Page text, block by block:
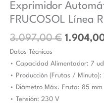
Exprimidor
FRUCOSOL Línea
3.097,00€
Datos Técnicos
• Capacidad Alimentador: 7
• Producción (Frutas / Minuto):
• Diámetro Máx. Fruta: 85 mm
• Tensión: 230 V
FRUCOSOL
Línea
F50
cantidad